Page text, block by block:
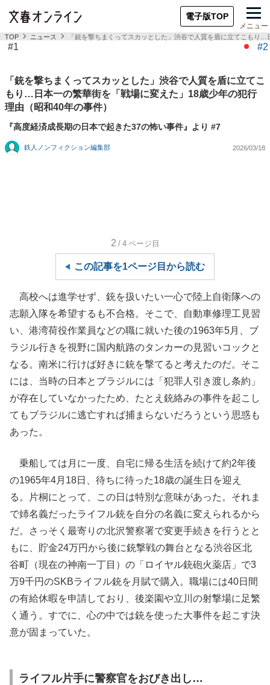
電子版TOP
メニュー
TOP ニュース 「銃を撃ちまくってスカッとした」渋谷で人質を盾に立てこもり
#1 #2
「銃を撃ちまくってスカッとした」渋谷で人質を盾に立てこ
もり…日本一の繁華街を「戦場に変えた」18歳少年の犯行
理由（昭和40年の事件）
『高度経済成長期の日本で起きた37の怖い事件』より #7
鉄人ノンフィクション編集部 2026/03/18
2 /4 ページ目
この記事を1ページ目から読む
高校へは進学せず、銃を扱いたい一心で陸上自衛隊への
志願入隊を希望するも不合格。そこで、自動車修理工見習
い、港湾荷役作業員などの職に就いた後の1963年5月、ブ
ラジル行きを視野に国内航路のタンカーの見習いコックと
なる。南米に行けば好きに銃を撃てると考えたのだ。そこ
には、当時の日本とブラジルには「犯罪人引き渡し条約」
が存在していなかったため、たとえ銃絡みの事件を起こし
てもブラジルに逃亡すれば捕まらないだろうという思惑も
あった。
乗船しては月に一度、自宅に帰る生活を続けて約2年後
の1965年4月18日、待ちに待った18歳の誕生日を迎え
る。片桐にとって、この日は特別な意味があった。それま
で姉名義だったライフル銃を自分の名義に変えられるから
だ。さっそく最寄りの北沢警察署で変更手続きを行うとと
もに、貯金24万円から後に銃撃戦の舞台となる渋谷区北
谷町（現在の神南一丁目）の「ロイヤル銃砲火薬店」で3
万9千円のSKBライフル銃を月賦で購入。職場には40日間
の有給休暇を申請しており、後楽園や立川の射撃場に足繁
く通う。すでに、心の中では銃を使った大事件を起こす決
意が固まっていた。
ライフル片手に警察官をおびき出し…